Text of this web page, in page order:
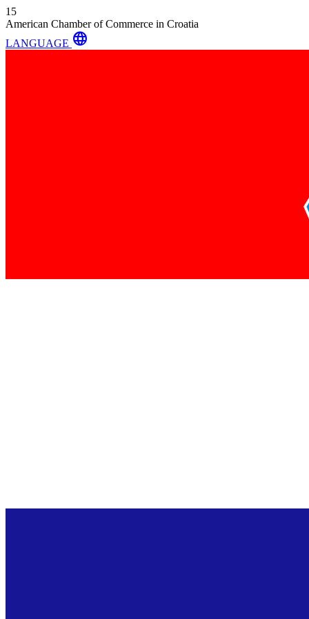
15
American Chamber of Commerce in Croatia
LANGUAGE language